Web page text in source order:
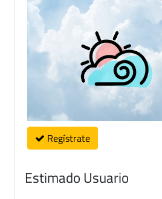
Regístrate
Estimado Usuario